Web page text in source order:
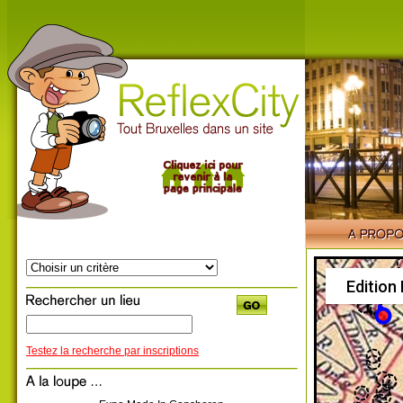
Testez la recherche par inscriptions
Edition